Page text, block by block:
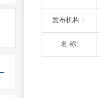
发布机构：
名 称: